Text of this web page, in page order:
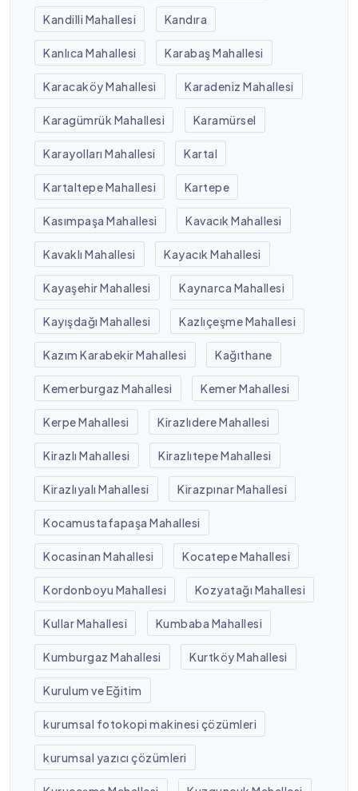
Kandilli Mahallesi Kandıra
Kanlıca Mahallesi Karabaş Mahallesi
Karacaköy Mahallesi Karadeniz Mahallesi
Karagümrük Mahallesi Karamürsel
Karayolları Mahallesi Kartal
Kartaltepe Mahallesi Kartepe
Kasımpaşa Mahallesi Kavacık Mahallesi
Kavaklı Mahallesi Kayacık Mahallesi
Kayaşehir Mahallesi Kaynarca Mahallesi
Kayışdağı Mahallesi Kazlıçeşme Mahallesi
Kazım Karabekir Mahallesi Kağıthane
Kemerburgaz Mahallesi Kemer Mahallesi
Kerpe Mahallesi Kirazlıdere Mahallesi
Kirazlı Mahallesi Kirazlıtepe Mahallesi
Kirazlıyalı Mahallesi Kirazpınar Mahallesi
Kocamustafapaşa Mahallesi
Kocasinan Mahallesi Kocatepe Mahallesi
Kordonboyu Mahallesi Kozyatağı Mahallesi
Kullar Mahallesi Kumbaba Mahallesi
Kumburgaz Mahallesi Kurtköy Mahallesi
Kurulum ve Eğitim
kurumsal fotokopi makinesi çözümleri
kurumsal yazıcı çözümleri